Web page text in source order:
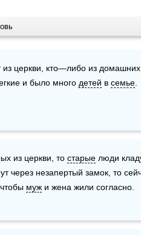
из церкви, кто—либо из
и было много детей в семье
из церкви, то старые люди
через незапертый замок, то
муж и жена жили согласно.